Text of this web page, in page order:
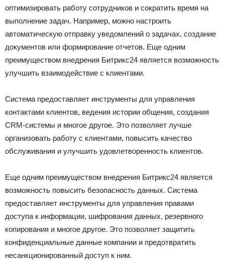
оптимизировать работу сотрудников и сократить время на
выполнение задач. Например, можно настроить
автоматическую отправку уведомлений о задачах, создание
документов или формирование отчетов. Еще одним
преимуществом внедрения Битрикс24 является возможность
улучшить взаимодействие с клиентами.
Система предоставляет инструменты для управления
контактами клиентов, ведения истории общения, создания
CRM-системы и многое другое. Это позволяет лучше
организовать работу с клиентами, повысить качество
обслуживания и улучшить удовлетворенность клиентов.
Еще одним преимуществом внедрения Битрикс24 является
возможность повысить безопасность данных. Система
предоставляет инструменты для управления правами
доступа к информации, шифрования данных, резервного
копирования и многое другое. Это позволяет защитить
конфиденциальные данные компании и предотвратить
несанкционированный доступ к ним.